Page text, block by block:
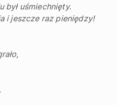
był uśmiechnięty.
i jeszcze raz pieniędzy!